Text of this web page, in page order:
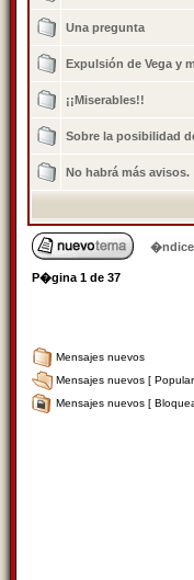
Una pregunta
Expulsión de Vega y
¡¡Miserables!!
Sobre la posibilidad
No habrá más avisos.
�ndice
P�gina 1 de 37
Mensajes nuevos
Mensajes nuevos [
Mensajes nuevos [